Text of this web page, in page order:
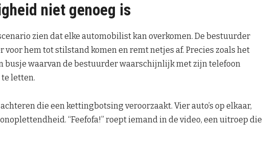
niet genoeg is
zien dat elke automobilist kan overkomen. De bestuurder
voor hem tot stilstand komen en remt netjes af. Precies zoals het
busje waarvan de bestuurder waarschijnlijk met zijn telefoon
te letten.
die een kettingbotsing veroorzaakt. Vier auto’s op elkaar,
“Feefofa!” roept iemand in de video, een uitroep die